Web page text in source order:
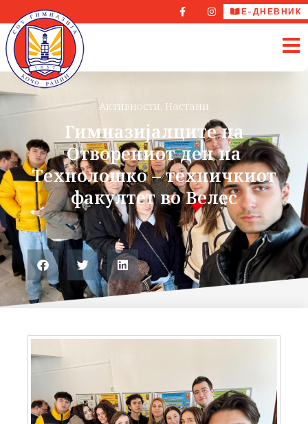
Е-ДНЕВНИК
Активности, Настани
Гимназијалците на
Отворениот ден на
Технолошко – техничкиот
факултет во Велес